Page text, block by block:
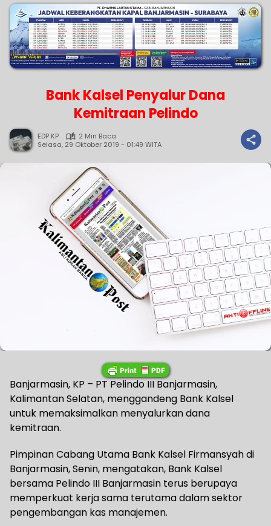
Bank Kalsel Penyalur Dana
Kemitraan Pelindo
EDP KP
2 Min Baca
Selasa, 29 Oktober 2019 - 01:49 WITA
Banjarmasin, KP – PT Pelindo III Banjarmasin,
Kalimantan Selatan, menggandeng Bank Kalsel
untuk memaksimalkan menyalurkan dana
kemitraan.
Pimpinan Cabang Utama Bank Kalsel Firmansyah di
Banjarmasin, Senin, mengatakan, Bank Kalsel
bersama Pelindo III Banjarmasin terus berupaya
memperkuat kerja sama terutama dalam sektor
pengembangan kas manajemen.